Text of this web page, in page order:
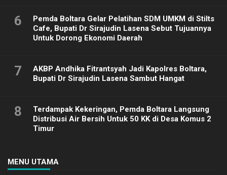
6
Pemda Boltara Gelar Pelatihan SDM UMKM di Stilts
Cafe, Bupati Dr Sirajudin Lasena Sebut Tujuannya
Untuk Dorong Ekonomi Daerah
7
AKBP Andhika Fitrantsyah Jadi Kapolres Boltara,
Bupati Dr Sirajudin Lasena Sambut Hangat
8
Terdampak Kekeringan, Pemda Boltara Langsung
Distribusi Air Bersih Untuk 50 KK di Desa Komus 2
Timur
MENU UTAMA